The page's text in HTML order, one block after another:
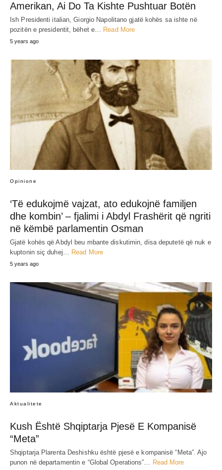
Amerikan, Ai Do Ta Kishte Pushtuar Botën
Ish Presidenti italian, Giorgio Napolitano gjatë kohës sa ishte në
pozitën e presidentit, bëhet e… Read More
5 years ago
Opinione
‘Të edukojmë vajzat, ato edukojnë familjen
dhe kombin’ – fjalimi i Abdyl Frashërit që ngriti
në këmbë parlamentin Osman
Gjatë kohës që Abdyl beu mbante diskutimin, disa deputetë që nuk e
kuptonin siç duhej… Read More
5 years ago
Aktualitete
Kush Është Shqiptarja Pjesë E Kompanisë
“Meta”
Shqiptarja Plarenta Deshishku është pjesë e kompanisë “Meta”. Ajo
punon në departamentin e “Global Operations”…
Read More